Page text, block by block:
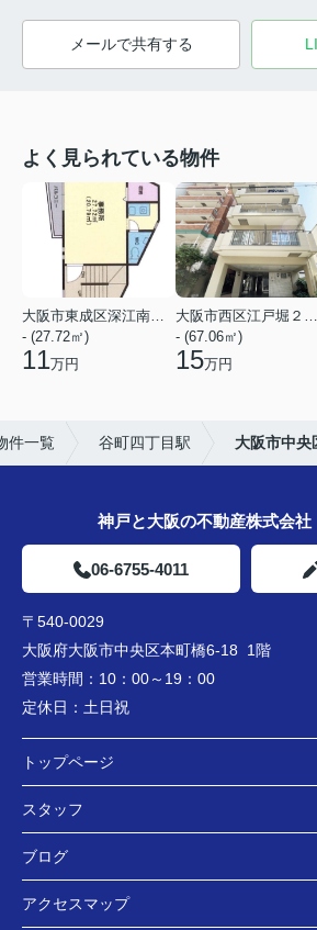
メールで共有する
よく見られている物件
大阪市東成区深江南３丁目
- (27.72㎡)
11万円
大阪市西区江戸堀２丁目
- (67.06㎡)
15万円
件一覧 谷町四丁目駅 大阪市中央
神戸と大阪の不動産株式会
06-6755-4011
〒540-0029
大阪府大阪市中央区本町橋6-18 1階
営業時間： 10：00～19：00
定休日： 土日祝
トップページ
スタッフ
ブログ
アクセスマップ